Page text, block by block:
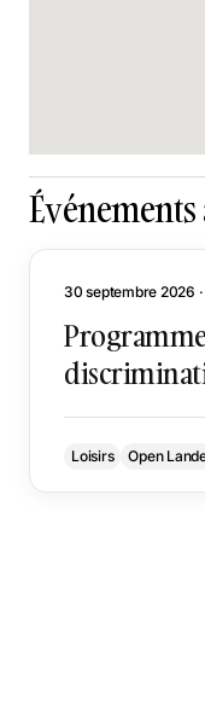
30 septembre 2026
Loisirs Open